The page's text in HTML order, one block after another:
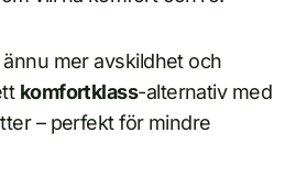
mer avskildhet och
komfortklass-alternativ med
– perfekt för mindre